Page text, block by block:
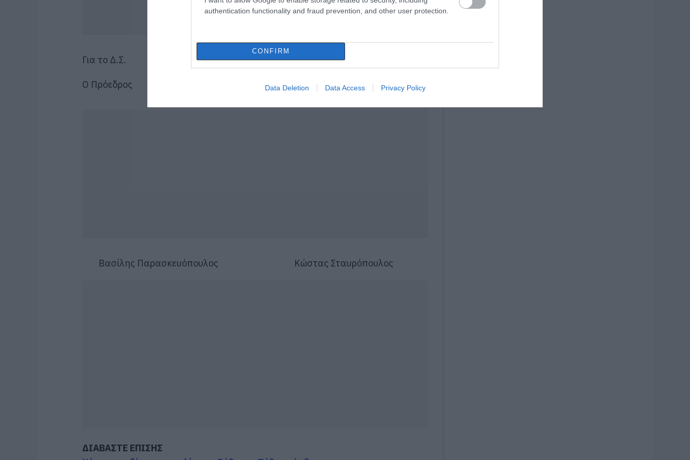
authentication functionality and fraud prevention, and other user protection.
CONFIRM
Data Deletion Data Access Privacy Policy
Για το Δ.Σ.
Ο Πρόεδρος Ο Γ. Γραμματέας
Βασίλης Παρασκευόπουλος Κώστας Σταυρόπουλος
ΔΙΑΒΑΣΤΕ ΕΠΙΣΗΣ